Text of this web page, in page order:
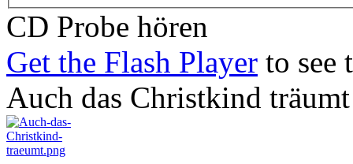
CD Probe hören
Get the Flash Player to see
Auch das Christkind träumt